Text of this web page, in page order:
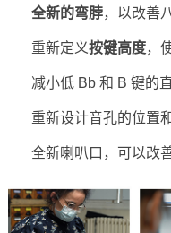
全新的弯脖，以改善
重新定义按键高度，
减小低 Bb 和 B 键的直
重新设计音孔的位置
全新喇叭口，可以改